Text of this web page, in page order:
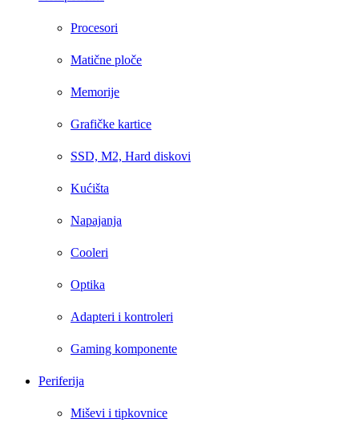
Procesori
Matične ploče
Memorije
Grafičke kartice
SSD, M2, Hard diskovi
Kućišta
Napajanja
Cooleri
Optika
Adapteri i kontroleri
Gaming komponente
Periferija
Miševi i tipkovnice